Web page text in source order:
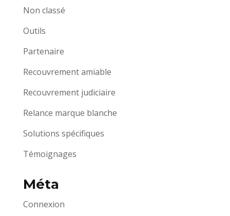
Non classé
Outils
Partenaire
Recouvrement amiable
Recouvrement judiciaire
Relance marque blanche
Solutions spécifiques
Témoignages
Méta
Connexion